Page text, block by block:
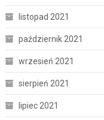
listopad 2021
październik 2021
wrzesień 2021
sierpień 2021
lipiec 2021